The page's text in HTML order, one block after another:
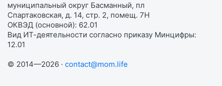
муниципальный округ Басманный, пл
Спартаковская, д. 14, стр. 2, помещ. 7Н
ОКВЭД (основной): 62.01
Вид ИТ-деятельности согласно приказу Минцифры:
12.01
© 2014—2026 · contact@mom.life